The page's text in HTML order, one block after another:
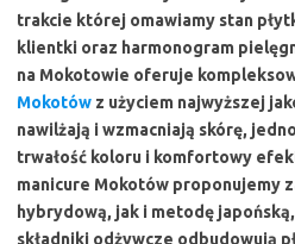
trakcie której omawiamy stan
klientki oraz harmonogram
na Mokotowie oferuje
Mokotów z użyciem najwyższej
nawilżają i wzmacniają skórę,
trwałość koloru i komfortowy
manicure Mokotów proponujemy
hybrydową, jak i metodę
składniki odżywcze odbudowują